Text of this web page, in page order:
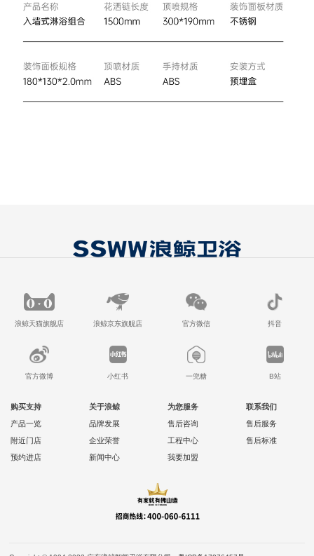
浪鲸天猫旗舰店 浪鲸京东旗舰店 官方微信 抖音
官方微博 小红书 一兜糖 B站
购买支持
产品一览
附近门店
预约进店
关于浪鲸
品牌发展
企业荣誉
新闻中心
为您服务
售后咨询
工程中心
我要加盟
联系我们
售后服务
售后标准